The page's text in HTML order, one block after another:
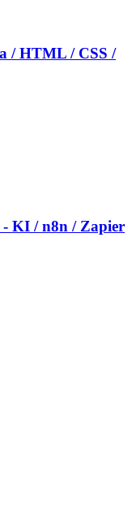
/ HTML / CSS /
- KI / n8n / Zapier